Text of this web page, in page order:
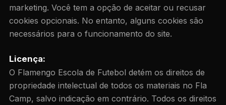
marketing. Você tem a opção de aceitar ou recusar
cookies opcionais. No entanto, alguns cookies são
necessários para o funcionamento do site.
Licença:
O Flamengo Escola de Futebol detém os direitos de
propriedade intelectual de todos os materiais no Fla
Camp, salvo indicação em contrário. Todos os direitos